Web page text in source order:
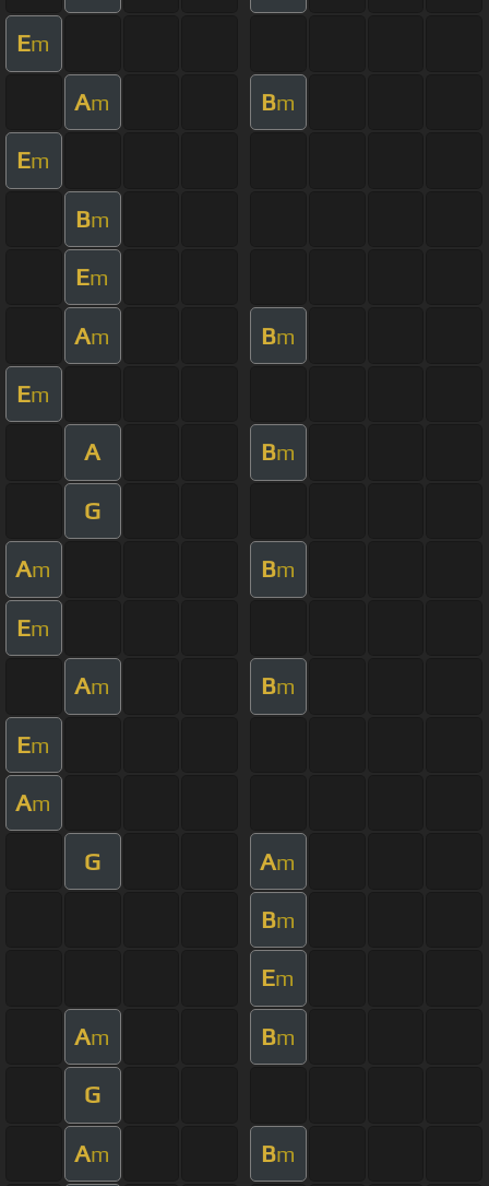
Em
Am Bm
Em
Bm
Em
Am Bm
Em
A Bm
G
Am Bm
Em
Am Bm
Em
Am
G Am
Bm
Em
Am Bm
G
Am Bm